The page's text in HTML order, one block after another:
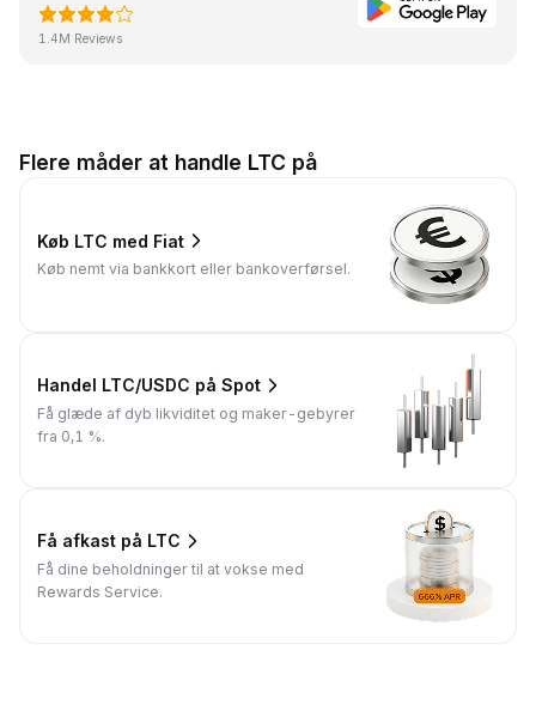
1.4M Reviews
Flere måder at handle LTC på
Køb LTC med Fiat
Køb nemt via bankkort eller bankoverførsel.
Handel LTC/USDC på Spot
Få glæde af dyb likviditet og maker-gebyrer
fra 0,1 %.
Få afkast på LTC
Få dine beholdninger til at vokse med
Rewards Service.